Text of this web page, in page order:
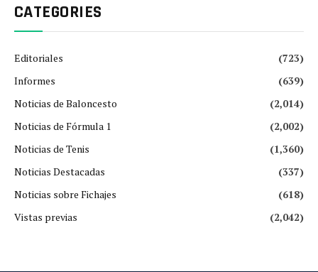
CATEGORIES
Editoriales
(723)
Informes
(639)
Noticias de Baloncesto
(2,014)
Noticias de Fórmula 1
(2,002)
Noticias de Tenis
(1,360)
Noticias Destacadas
(337)
Noticias sobre Fichajes
(618)
Vistas previas
(2,042)